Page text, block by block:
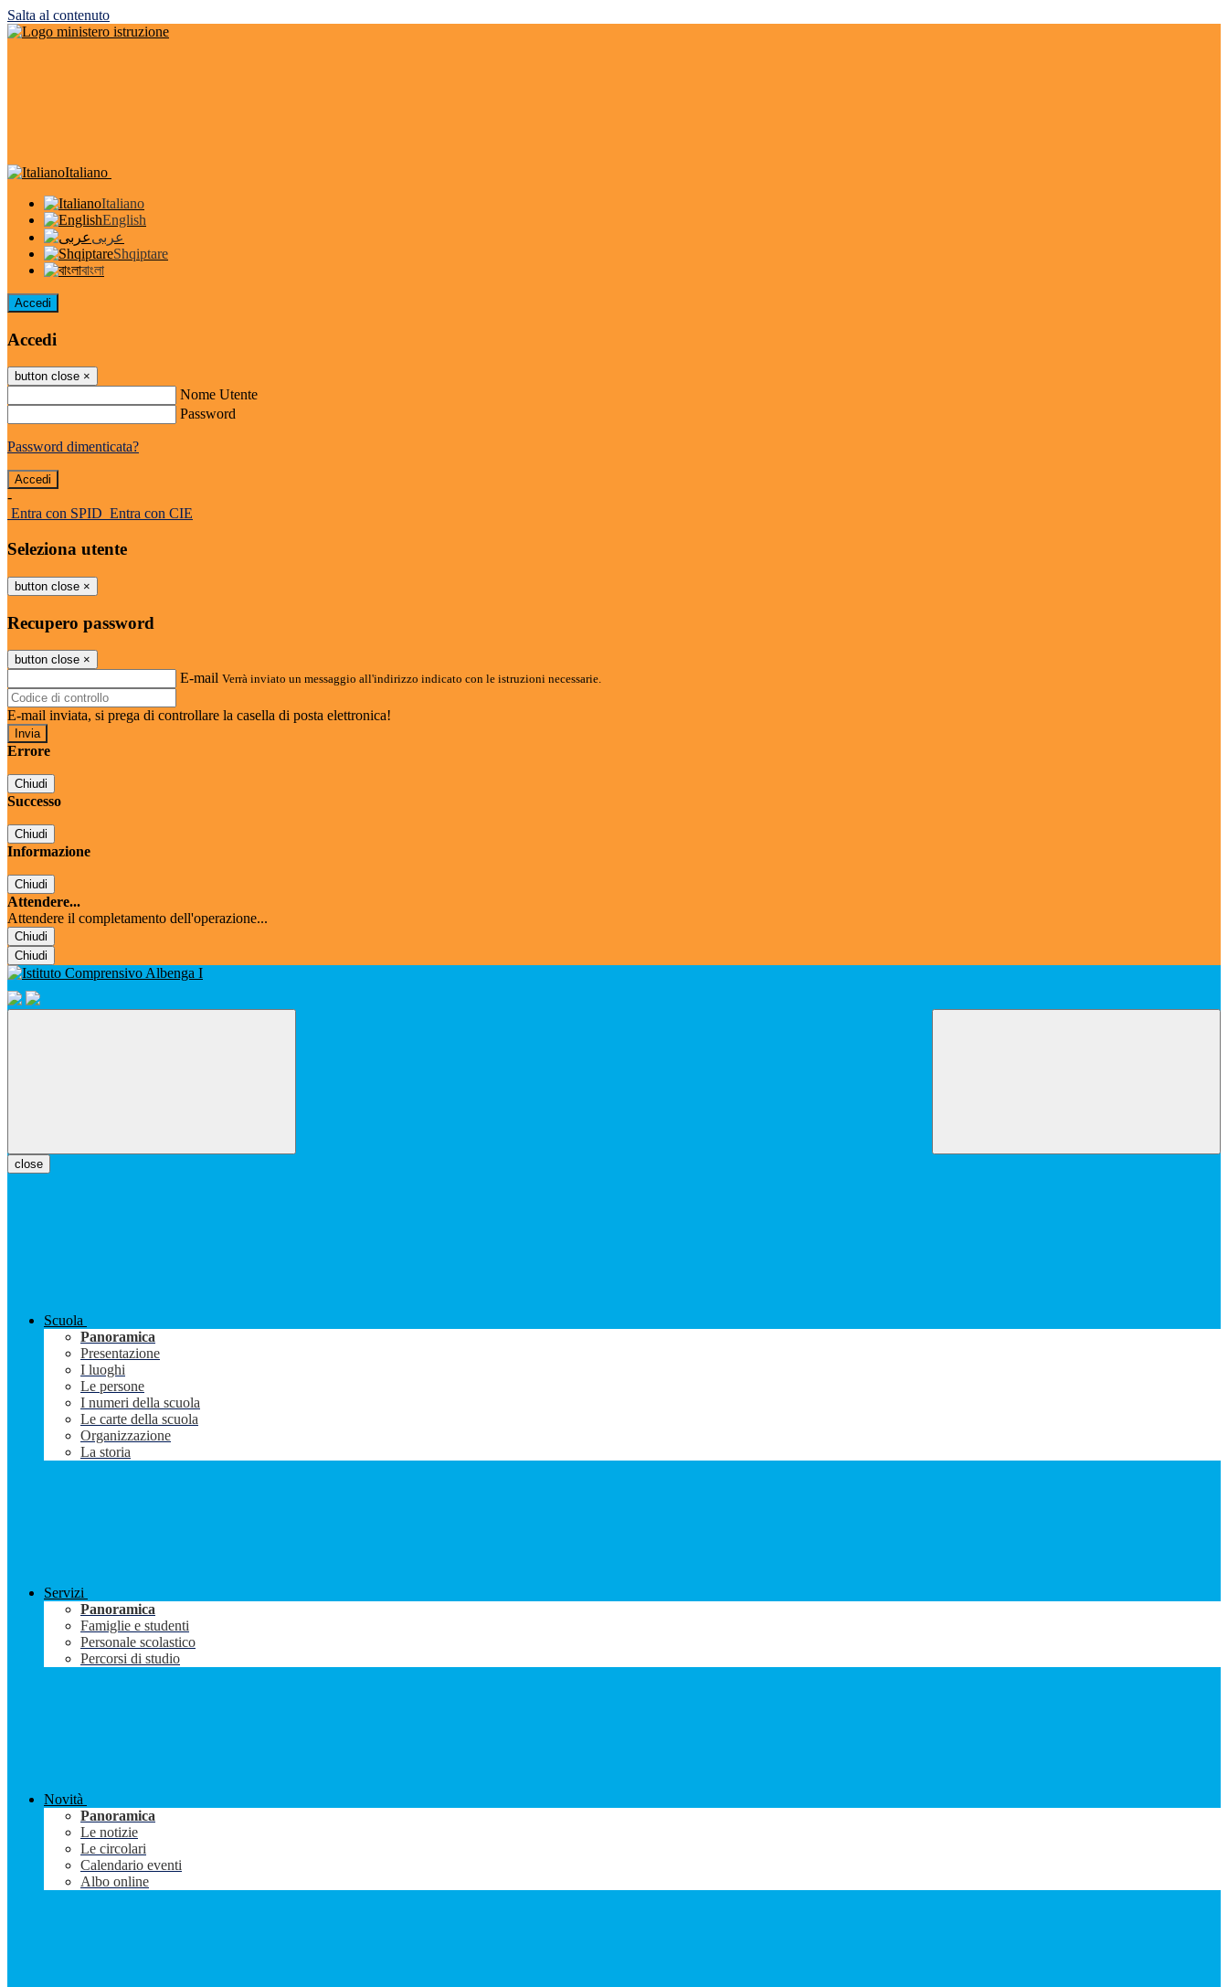
Salta al contenuto
Italiano
Italiano
English
عربى
Shqiptare
বাংলা
Accedi
Accedi
button close ×
Nome Utente
Password
Password dimenticata?
-
Entra con SPID Entra con CIE
Seleziona utente
button close ×
Recupero password
button close ×
E-mail Verrà inviato un messaggio all'indirizzo indicato con le istruzioni necessarie.
E-mail inviata, si prega di controllare la casella di posta elettronica!
Errore
Chiudi
Successo
Chiudi
Informazione
Chiudi
Attendere...
Attendere il completamento dell'operazione...
Chiudi
Chiudi
close
Scuola
Panoramica
Presentazione
I luoghi
Le persone
I numeri della scuola
Le carte della scuola
Organizzazione
La storia
Servizi
Panoramica
Famiglie e studenti
Personale scolastico
Percorsi di studio
Novità
Panoramica
Le notizie
Le circolari
Calendario eventi
Albo online